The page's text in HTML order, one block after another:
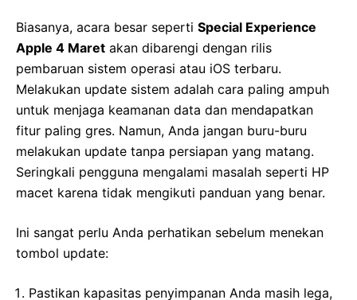
Biasanya, acara besar seperti Special Experience
Apple 4 Maret akan dibarengi dengan rilis
pembaruan sistem operasi atau iOS terbaru.
Melakukan update sistem adalah cara paling ampuh
untuk menjaga keamanan data dan mendapatkan
fitur paling gres. Namun, Anda jangan buru-buru
melakukan update tanpa persiapan yang matang.
Seringkali pengguna mengalami masalah seperti HP
macet karena tidak mengikuti panduan yang benar.
Ini sangat perlu Anda perhatikan sebelum menekan
tombol update:
Pastikan kapasitas penyimpanan Anda masih lega,